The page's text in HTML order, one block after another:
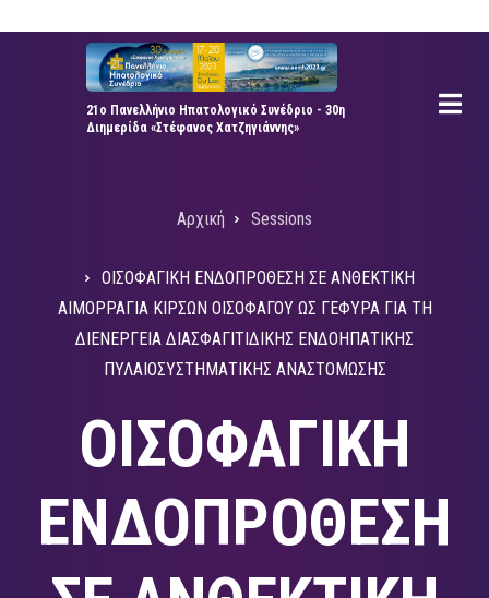
21ο Πανελλήνιο Ηπατολογικό Συνέδριο - 30η
Διημερίδα «Στέφανος Χατζηγιάννης»
Αρχική Sessions
ΟΙΣΟΦΑΓΙΚΗ ΕΝΔΟΠΡΟΘΕΣΗ ΣΕ ΑΝΘΕΚΤΙΚΗ
ΑΙΜΟΡΡΑΓΙΑ ΚΙΡΣΩΝ ΟΙΣΟΦΑΓΟΥ ΩΣ ΓΕΦΥΡΑ ΓΙΑ ΤΗ
ΔΙΕΝΕΡΓΕΙΑ ΔΙΑΣΦΑΓΙΤΙΔΙΚΗΣ ΕΝΔΟΗΠΑΤΙΚΗΣ
ΠΥΛΑΙΟΣΥΣΤΗΜΑΤΙΚΗΣ ΑΝΑΣΤΟΜΩΣΗΣ
ΟΙΣΟΦΑΓΙΚΗ
ΕΝΔΟΠΡΟΘΕΣΗ